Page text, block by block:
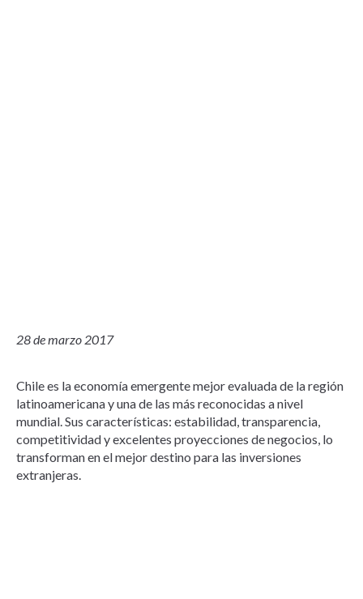
28 de marzo 2017
Chile es la economía emergente mejor evaluada de la región
latinoamericana y una de las más reconocidas a nivel
mundial. Sus características: estabilidad, transparencia,
competitividad y excelentes proyecciones de negocios, lo
transforman en el mejor destino para las inversiones
extranjeras.